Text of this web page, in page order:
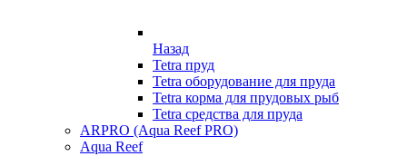
Назад
Tetra пруд
Tetra оборудование для пруда
Tetra корма для прудовых рыб
Tetra средства для пруда
ARPRO (Aqua Reef PRO)
Aqua Reef